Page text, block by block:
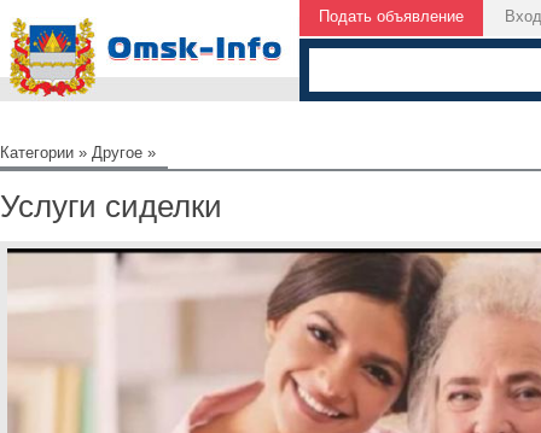
Подать объявление Вход
Категории » Другое »
Услуги сиделки